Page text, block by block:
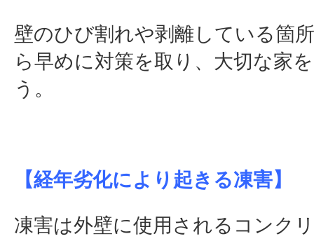
壁のひび割れや剥離している箇
ら早めに対策を取り、大切な家
う。
【経年劣化により起きる凍害】
凍害は外壁に使用されるコンク